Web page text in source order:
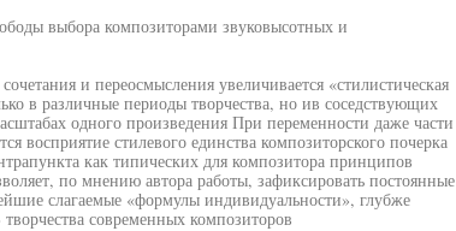
выбора композиторами звуковысотных и
и переосмысления увеличивается «стилистическая
в различные периоды творчества, но ив соседствующих
одного произведения При переменности даже части
восприятие стилевого единства композиторского почерка
как типических для композитора принципов
по мнению автора работы, зафиксировать постоянные
слагаемые «формулы индивидуальности», глубже
современных композиторов